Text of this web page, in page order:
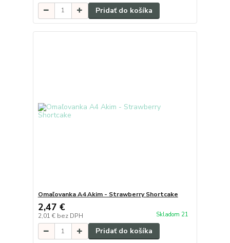
Pridať do košíka
Omaľovanka A4 Akim - Strawberry Shortcake
2,47 €
2,01 € bez DPH Skladom 21
Pridať do košíka